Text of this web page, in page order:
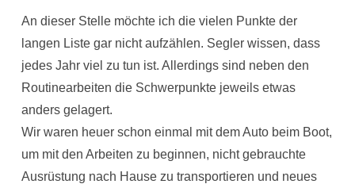
An dieser Stelle möchte ich die vielen Punkte der
langen Liste gar nicht aufzählen. Segler wissen, dass
jedes Jahr viel zu tun ist. Allerdings sind neben den
Routinearbeiten die Schwerpunkte jeweils etwas
anders gelagert.
Wir waren heuer schon einmal mit dem Auto beim Boot,
um mit den Arbeiten zu beginnen, nicht gebrauchte
Ausrüstung nach Hause zu transportieren und neues